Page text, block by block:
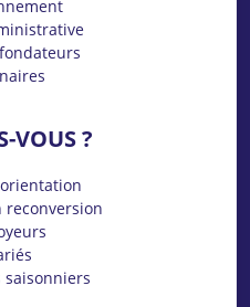
VOUS ?
reconversion